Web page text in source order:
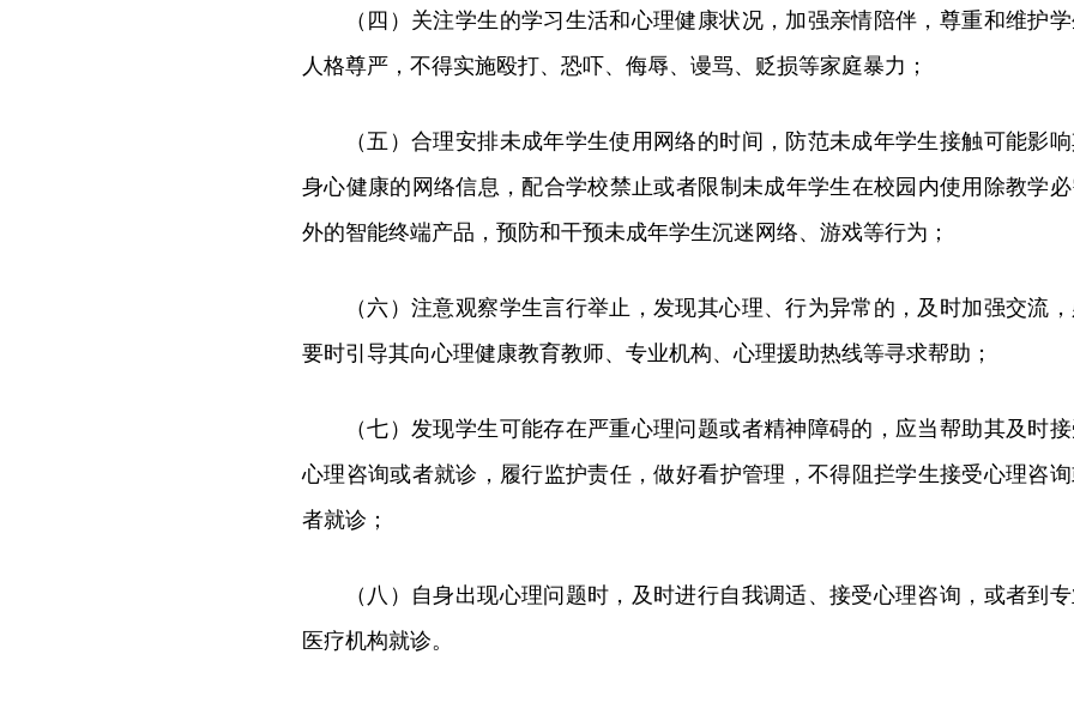
（四）关注学生的学习生活和心理健康状况，加强亲情陪伴，尊重和维护学
人格尊严，不得实施殴打、恐吓、侮辱、谩骂、贬损等家庭暴力；
（五）合理安排未成年学生使用网络的时间，防范未成年学生接触可能影
身心健康的网络信息，配合学校禁止或者限制未成年学生在校园内使用除教学
外的智能终端产品，预防和干预未成年学生沉迷网络、游戏等行为；
（六）注意观察学生言行举止，发现其心理、行为异常的，及时加强交流
要时引导其向心理健康教育教师、专业机构、心理援助热线等寻求帮助；
（七）发现学生可能存在严重心理问题或者精神障碍的，应当帮助其及时
心理咨询或者就诊，履行监护责任，做好看护管理，不得阻拦学生接受心理咨
者就诊；
（八）自身出现心理问题时，及时进行自我调适、接受心理咨询，或者到
医疗机构就诊。